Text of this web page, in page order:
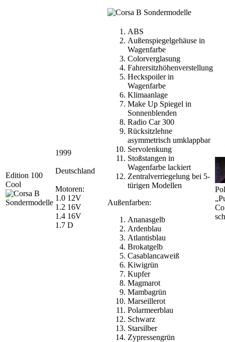
Edition 100
Cool
1999
Deutschland
Motoren:
1.0 12V
1.2 16V
1.4 16V
1.7 D
ABS
Außenspiegelgehäuse in
Wagenfarbe
Colorverglasung
Fahrersitzhöhenverstellung
Heckspoiler in
Wagenfarbe
Klimaanlage
Make Up Spiegel in
Sonnenblenden
Radio Car 300
Rücksitzlehne
asymmetrisch umklappbar
Servolenkung
Stoßstangen in
Wagenfarbe lackiert
Zentralverriegelung bei 5-
türigen Modellen
Außenfarben:
Ananasgelb
Ardenblau
Atlantisblau
Brokatgelb
Casablancaweiß
Kiwigrün
Kupfer
Magmarot
Mambagrün
Marseillerot
Polarmeerblau
Schwarz
Starsilber
Zypressengrün